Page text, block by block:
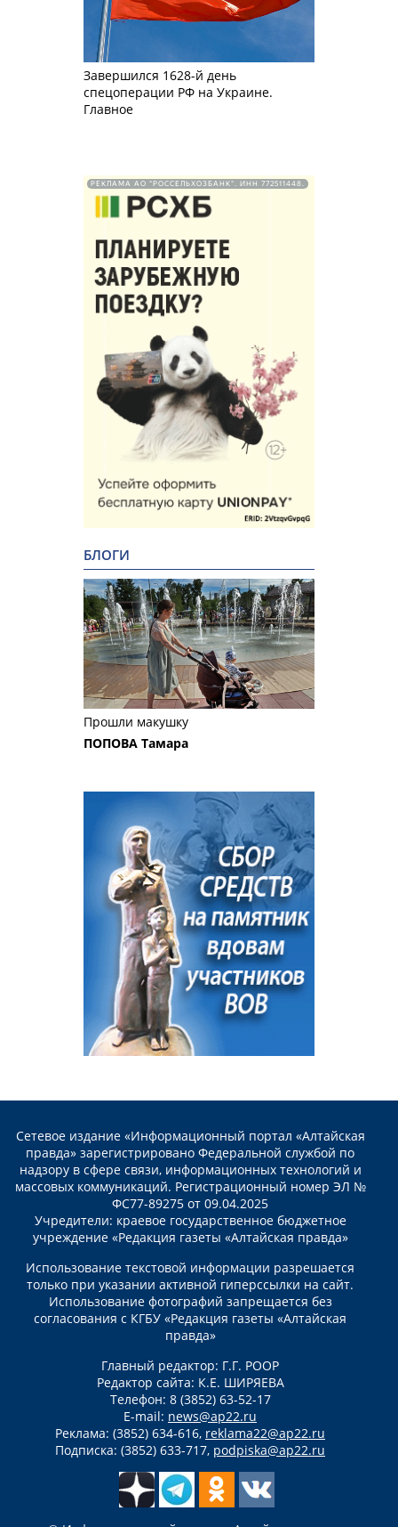
Завершился 1628-й день
спецоперации РФ на Украине.
Главное
РЕКЛАМА АО "РОССЕЛЬХОЗБАНК". ИНН 772511448.
БЛОГИ
Прошли макушку
ПОПОВА Тамара
Сетевое издание «Информационный портал «Алтайская
правда» зарегистрировано Федеральной службой по
надзору в сфере связи, информационных технологий и
массовых коммуникаций. Регистрационный номер ЭЛ №
ФС77-89275 от 09.04.2025
Учредители: краевое государственное бюджетное
учреждение «Редакция газеты «Алтайская правда»
Использование текстовой информации разрешается
только при указании активной гиперссылки на сайт.
Использование фотографий запрещается без
согласования с КГБУ «Редакция газеты «Алтайская
правда»
Главный редактор: Г.Г. РООР
Редактор сайта: К.Е. ШИРЯЕВА
Телефон: 8 (3852) 63-52-17
E-mail: news@ap22.ru
Реклама: (3852) 634-616, reklama22@ap22.ru
Подписка: (3852) 633-717, podpiska@ap22.ru